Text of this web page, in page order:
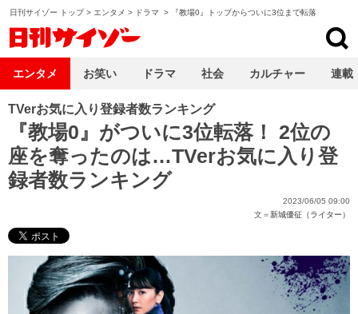
日刊サイゾー トップ> エンタメ > ドラマ > 『教場0』トップからついに3位まで転落
TVerお気に入り登録者数ランキング
『教場0』がついに3位転落！ 2位の
座を奪ったのは…TVerお気に入り登
録者数ランキング
2023/06/05 09:00
文＝新城優征（ライター）
エンタメ お笑い ドラマ 社会 カルチャー 連載